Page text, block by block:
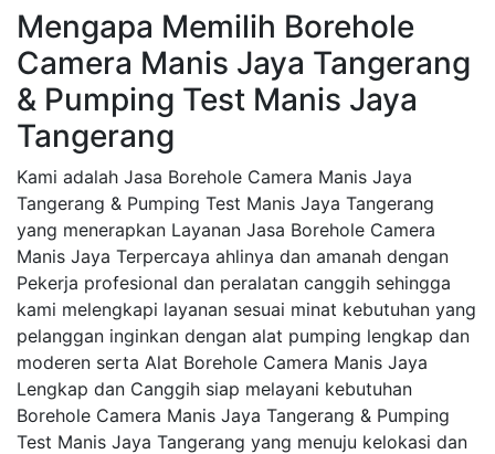
Mengapa Memilih Borehole
Camera Manis Jaya Tangerang
& Pumping Test Manis Jaya
Tangerang
Kami adalah Jasa Borehole Camera Manis Jaya
Tangerang & Pumping Test Manis Jaya Tangerang
yang menerapkan Layanan Jasa Borehole Camera
Manis Jaya Terpercaya ahlinya dan amanah dengan
Pekerja profesional dan peralatan canggih sehingga
kami melengkapi layanan sesuai minat kebutuhan yang
pelanggan inginkan dengan alat pumping lengkap dan
moderen serta Alat Borehole Camera Manis Jaya
Lengkap dan Canggih siap melayani kebutuhan
Borehole Camera Manis Jaya Tangerang & Pumping
Test Manis Jaya Tangerang yang menuju kelokasi dan